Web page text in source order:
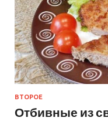
ВТОРОЕ
Отбивные из